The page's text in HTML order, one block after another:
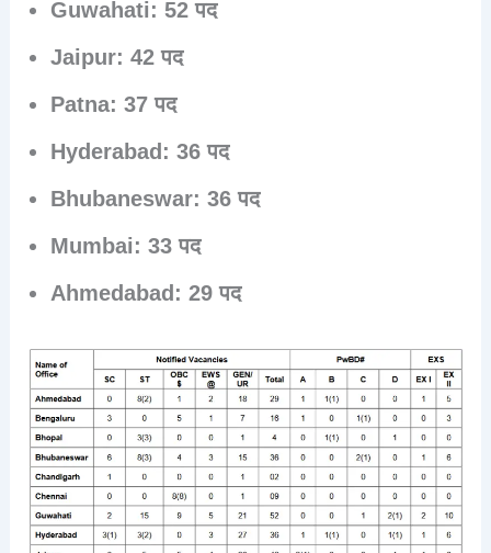
Guwahati: 52 पद
Jaipur: 42 पद
Patna: 37 पद
Hyderabad: 36 पद
Bhubaneswar: 36 पद
Mumbai: 33 पद
Ahmedabad: 29 पद